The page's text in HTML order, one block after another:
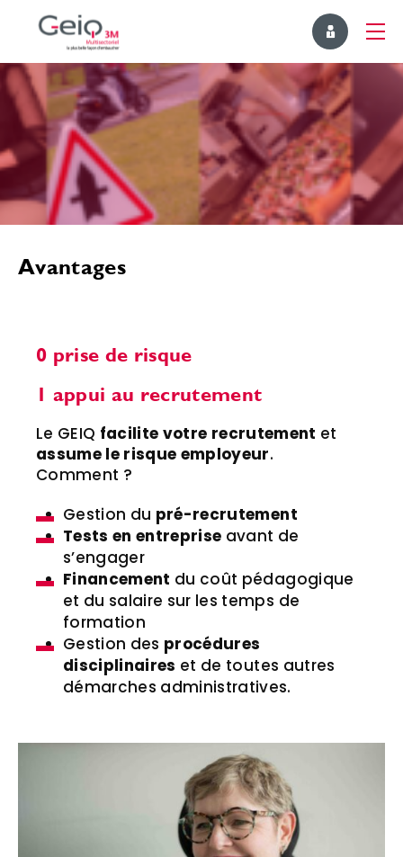
Avantages
0 prise de risque
1 appui au recrutement
Le GEIQ facilite votre recrutement et
assume le risque employeur.
Comment ?
Gestion du pré-recrutement
Tests en entreprise avant de
s’engager
Financement du coût pédagogique
et du salaire sur les temps de
formation
Gestion des procédures
disciplinaires et de toutes autres
démarches administratives.